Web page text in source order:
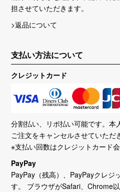
担させていただきます。
>返品について
支払い方法について
クレジットカード
分割払い、リボ払い可能です。本
ご注文をキャンセルさせていただ
※支払い回数はクレジットカード
PayPay
PayPay（残高）、PayPayクレジ
す。 ブラウザがSafari、Chrome